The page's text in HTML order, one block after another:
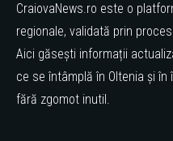
CraiovaNews.ro este o
regionale, validată prin
Aici găsești informații
ce se întâmplă în Oltenia și
fără zgomot inutil.